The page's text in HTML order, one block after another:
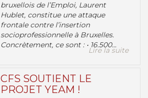
bruxellois de l’Emploi, Laurent
Hublet, constitue une attaque
frontale contre l’insertion
socioprofessionnelle à Bruxelles.
Concrètement, ce sont : • 16.500...
Lire la suite
CFS SOUTIENT LE
PROJET YEAM !